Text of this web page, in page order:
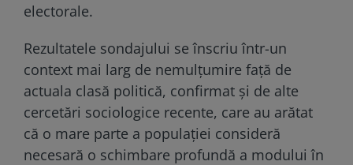
electorale.
Rezultatele sondajului se înscriu într-un
context mai larg de nemulțumire față de
actuala clasă politică, confirmat și de alte
cercetări sociologice recente, care au arătat
că o mare parte a populației consideră
necesară o schimbare profundă a modului în